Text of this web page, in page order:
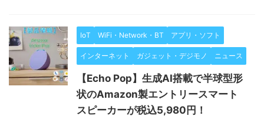
IoT WiFi・Network・BT アプリ・ソフト
インターネット ガジェット・デジモノ ニュース
【Echo Pop】生成AI搭載で半球型形
状のAmazon製エントリースマート
スピーカーが税込5,980円！